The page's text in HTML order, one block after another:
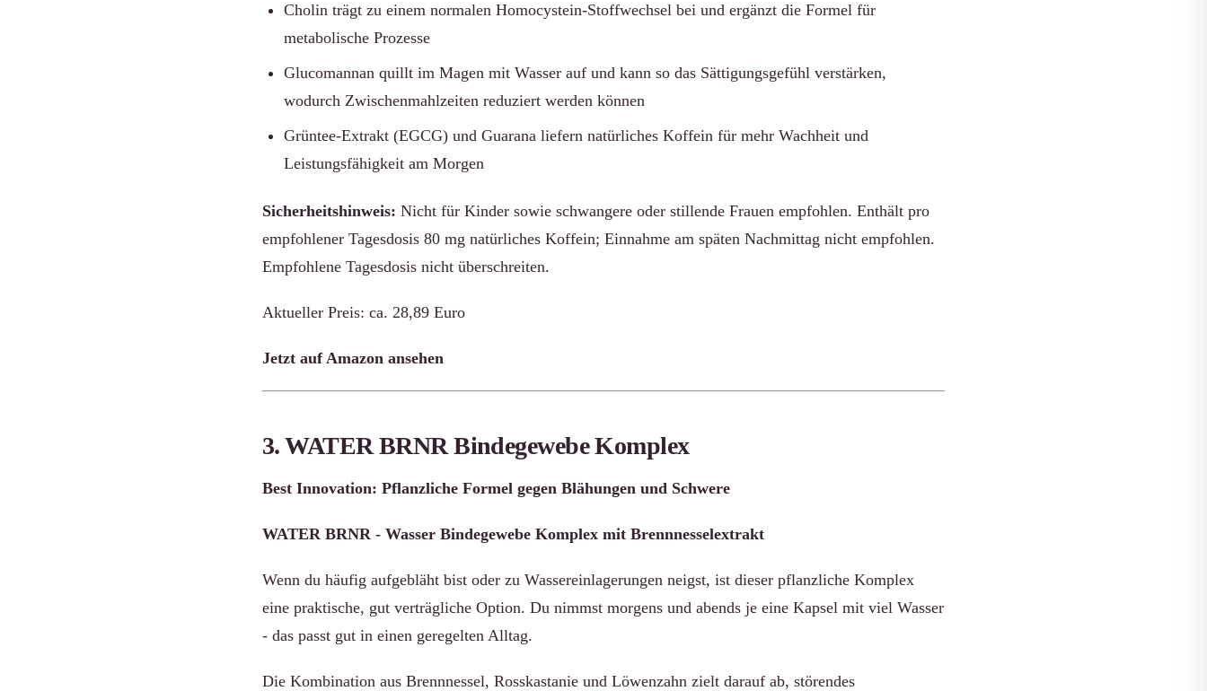
Cholin trägt zu einem normalen Homocystein-Stoffwechsel bei und ergänzt die Formel für
metabolische Prozesse
Glucomannan quillt im Magen mit Wasser auf und kann so das Sättigungsgefühl verstärken,
wodurch Zwischenmahlzeiten reduziert werden können
Grüntee-Extrakt (EGCG) und Guarana liefern natürliches Koffein für mehr Wachheit und
Leistungsfähigkeit am Morgen
Sicherheitshinweis: Nicht für Kinder sowie schwangere oder stillende Frauen empfohlen. Enthält pro
empfohlener Tagesdosis 80 mg natürliches Koffein; Einnahme am späten Nachmittag nicht empfohlen.
Empfohlene Tagesdosis nicht überschreiten.
Aktueller Preis: ca. 28,89 Euro
Jetzt auf Amazon ansehen
3. WATER BRNR Bindegewebe Komplex
Best Innovation: Pflanzliche Formel gegen Blähungen und Schwere
WATER BRNR - Wasser Bindegewebe Komplex mit Brennnesselextrakt
Wenn du häufig aufgebläht bist oder zu Wassereinlagerungen neigst, ist dieser pflanzliche Komplex
eine praktische, gut verträgliche Option. Du nimmst morgens und abends je eine Kapsel mit viel Wasser
- das passt gut in einen geregelten Alltag.
Die Kombination aus Brennnessel, Rosskastanie und Löwenzahn zielt darauf ab, störendes